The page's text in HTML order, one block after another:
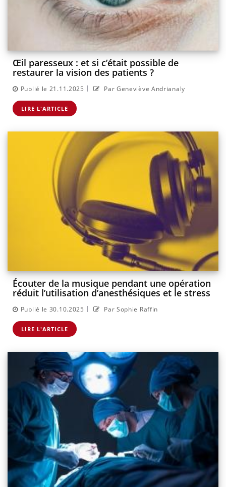
Œil paresseux : et si c’était possible de
restaurer la vision des patients ?
Publié le 21.11.2025 | Par Geneviève Andrianaly
LIRE L'ARTICLE
Écouter de la musique pendant une opération
réduit l’utilisation d’anesthésiques et le stress
Publié le 30.10.2025 | Par Sophie Raffin
LIRE L'ARTICLE